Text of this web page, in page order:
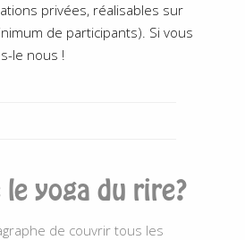
privées, réalisables sur
de participants). Si vous
le nous !
le yoga du rire?
de couvrir tous les